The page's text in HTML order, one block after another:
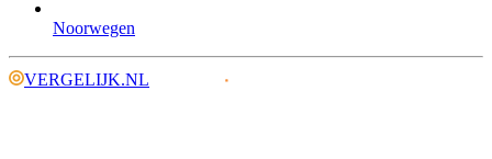
Noorwegen
VERGELIJK.NL